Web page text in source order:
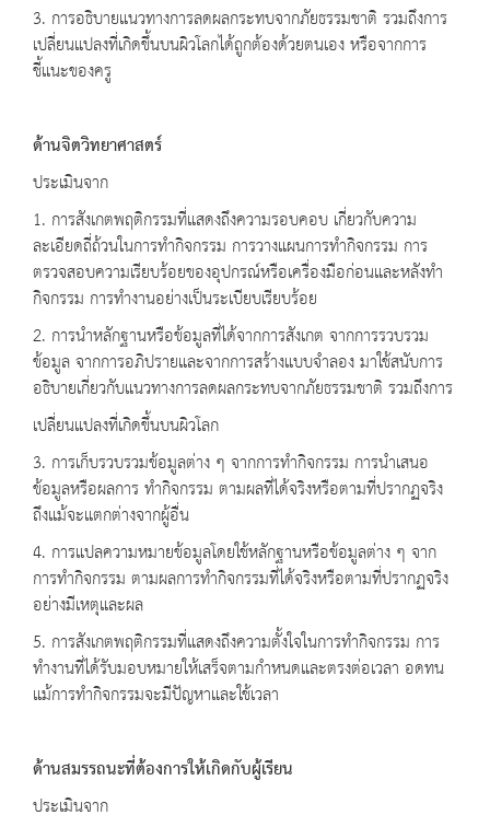
3. การอธิบายแนวทางการลดผลกระทบจากภัยธรรมชาติ รวมถึงการ
เปลี่ยนแปลงที่เกิดขึ้นบนผิวโลกได้ถูกต้องด้วยตนเอง หรือจากการ
ชี้แนะของครู
ด้านจิตวิทยาศาสตร์
ประเมินจาก
1. การสังเกตพฤติกรรมที่แสดงถึงความรอบคอบ เกี่ยวกับความ
ละเอียดถี่ถ้วนในการทำกิจกรรม การวางแผนการทำกิจกรรม การ
ตรวจสอบความเรียบร้อยของอุปกรณ์หรือเครื่องมือก่อนและหลังทำ
กิจกรรม การทำงานอย่างเป็นระเบียบเรียบร้อย
2. การนำหลักฐานหรือข้อมูลที่ได้จากการสังเกต จากการรวบรวม
ข้อมูล จากการอภิปรายและจากการสร้างแบบจำลอง มาใช้สนับการ
อธิบายเกี่ยวกับแนวทางการลดผลกระทบจากภัยธรรมชาติ รวมถึงการ
เปลี่ยนแปลงที่เกิดขึ้นบนผิวโลก
3. การเก็บรวบรวมข้อมูลต่าง ๆ จากการทำกิจกรรม การนำเสนอ
ข้อมูลหรือผลการ ทำกิจกรรม ตามผลที่ได้จริงหรือตามที่ปรากฏจริง
ถึงแม้จะแตกต่างจากผู้อื่น
4. การแปลความหมายข้อมูลโดยใช้หลักฐานหรือข้อมูลต่าง ๆ จาก
การทำกิจกรรม ตามผลการทำกิจกรรมที่ได้จริงหรือตามที่ปรากฏจริง
อย่างมีเหตุและผล
5. การสังเกตพฤติกรรมที่แสดงถึงความตั้งใจในการทำกิจกรรม การ
ทำงานที่ได้รับมอบหมายให้เสร็จตามกำหนดและตรงต่อเวลา อดทน
แม้การทำกิจกรรมจะมีปัญหาและใช้เวลา
ด้านสมรรถนะที่ต้องการให้เกิดกับผู้เรียน
ประเมินจาก